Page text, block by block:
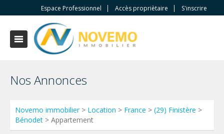
Espace Professionnel Accès propriètaire S'inscrire
Nos Annonces
Novemo immobilier> Location > France > (29) Finistère >
Bénodet > Appartement